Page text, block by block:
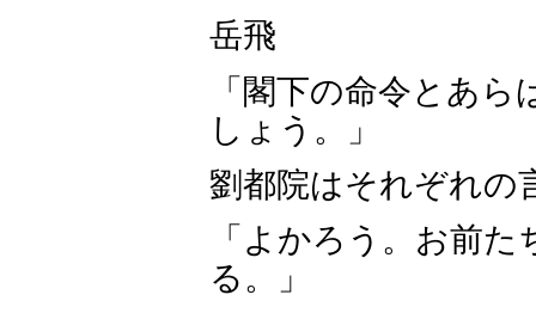
岳飛
「閣下の命令とあ
しょう。」
劉都院はそれぞれの
「よかろう。お前
る。」